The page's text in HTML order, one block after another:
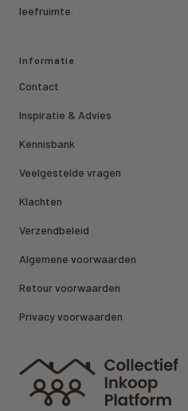
leefruimte.
Informatie
Contact
Inspiratie & Advies
Kennisbank
Veelgestelde vragen
Klachten
Verzendbeleid
Algemene voorwaarden
Retour voorwaarden
Privacy voorwaarden